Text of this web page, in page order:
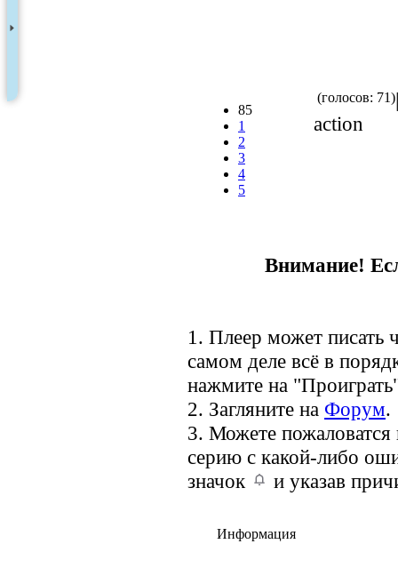
85
1
2
3
4
5
(голосов: 71)
action
Внимание!
1. Плеер может писать
самом деле всё в
нажмите на
2. Загляните на Форум.
3. Можете
серию с какой-либо
значок
и указав
Информация